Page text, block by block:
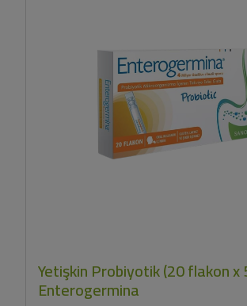
Yetişkin Probiyotik (20 flakon x
Enterogermina